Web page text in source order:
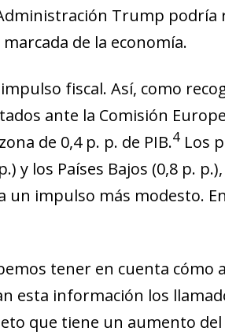
Trump podría
de la economía.
fiscal. Así, como
ante la Comisión
de 0,4 p. p. de PIB.4Los
y los Países Bajos (0,8 p.
un impulso más modesto.
tener en cuenta cómo
esta información los
que tiene un aumento